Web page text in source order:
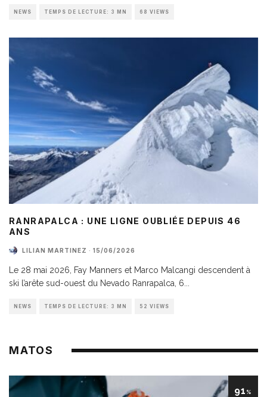
NEWS TEMPS DE LECTURE: 3 MN 68 VIEWS
RANRAPALCA : UNE LIGNE OUBLIÉE DEPUIS 46
ANS
LILIAN MARTINEZ · 15/06/2026
Le 28 mai 2026, Fay Manners et Marco Malcangi descendent à
ski l’arête sud-ouest du Nevado Ranrapalca, 6
NEWS TEMPS DE LECTURE: 3 MN 52 VIEWS
MATOS
91 %